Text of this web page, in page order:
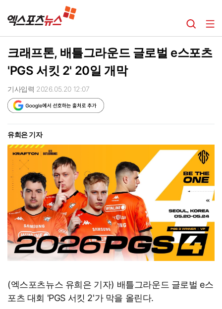
크래프톤, 배틀그라운드 글로벌 e스포츠
'PGS 서킷 2' 20일 개막
기사입력 2026.05.20 12:07
유희은 기자
(엑스포츠뉴스 유희은 기자) 배틀그라운드 글로벌 e스
포츠 대회 'PGS 서킷 2'가 막을 올린다.